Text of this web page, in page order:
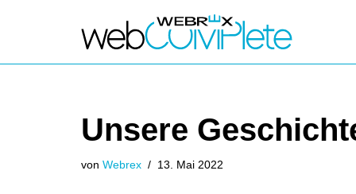
Inhalt
Unsere
von Webrex 13. Mai 2022